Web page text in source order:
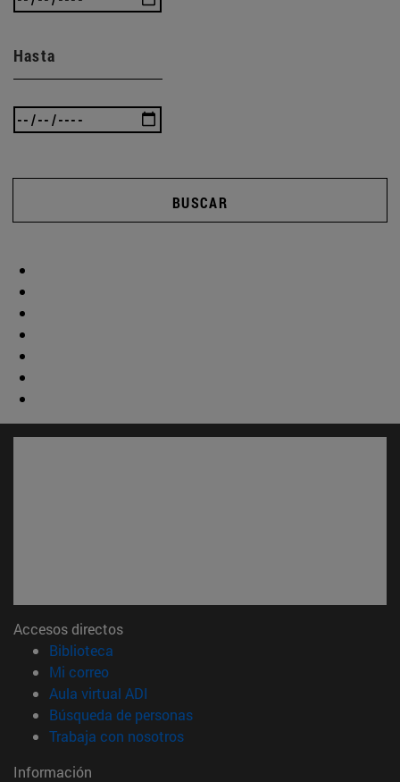
Hasta
BUSCAR
Accesos directos
Biblioteca
Mi correo(abre en nueva ventana)
Aula virtual ADI
Búsqueda de personas(abre en nueva ventana)
Trabaja con nosotros(abre en nueva ventana)
Información